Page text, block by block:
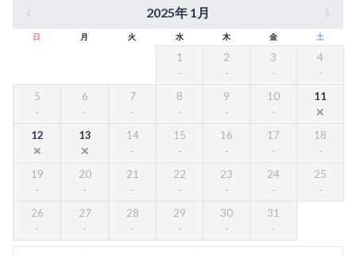
2025年 1月
日 月 火 水 木 金 土
1 2 3 4
5 6 7 8 9 10 11
12 13 14 15 16 17 18
19 20 21 22 23 24 25
26 27 28 29 30 31